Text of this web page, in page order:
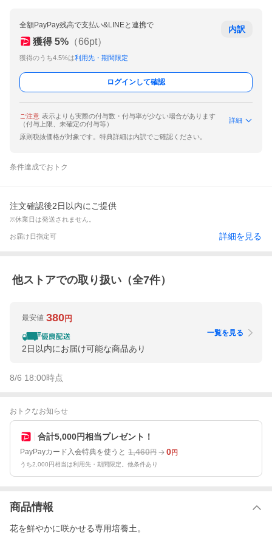
全額PayPay残高で支払い&LINEと連携で
獲得 5% （66pt）
獲得のうち4.5%は利用先・期間限定
内訳
ログインして確認
ご注意 表示よりも実際の付与数・付与率が少ない場合があります
（付与上限、未確定の付与等）
詳細
原則税抜価格が対象です。特典詳細は内訳でご確認ください。
条件達成でおトク
注文確認後2日以内にご提供
※休業日は発送されません。
お届け日指定可 詳細を見る
他ストアでの取り扱い（全7件）
最安値 380円
2日以内にお届け可能な商品あり
一覧を見る
8/6 18:00時点
おトクなお知らせ
合計5,000円相当プレゼント！
PayPayカード入会特典を使うと 1,460円 0円
うち2,000円相当は利用先・期間限定。他条件あり
商品情報
花を鮮やかに咲かせる専用培養土。